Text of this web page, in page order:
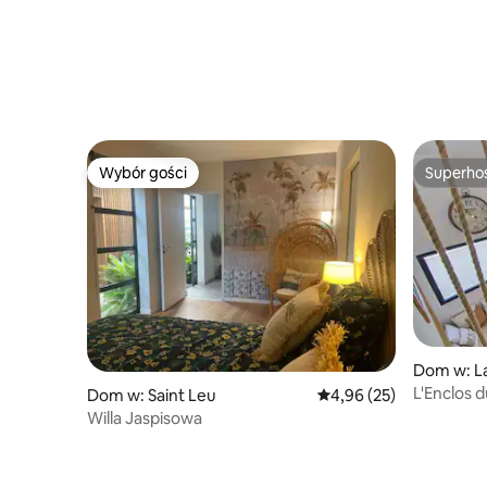
Wybór gości
Wybór gości
Dom w: Saint Leu Średnia ocena: 4,96 na
4,96 (25)
Willa Jaspisowa
Dom w:
L'Enclos